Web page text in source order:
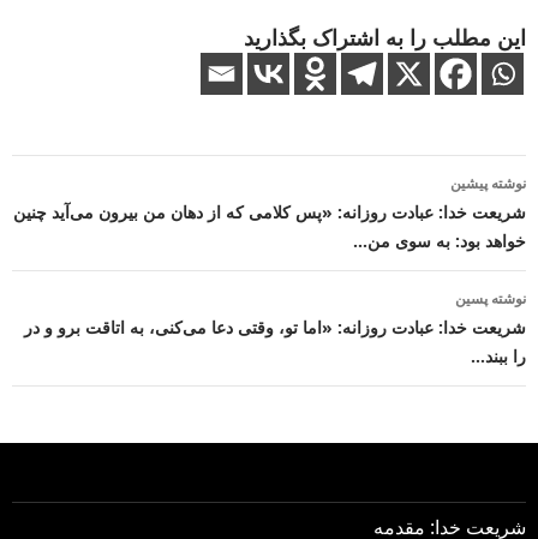
این مطلب را به اشتراک بگذارید
ناوبری
نوشته
نوشته پیشین
شریعت خدا: عبادت روزانه: «پس کلامی که از دهان من بیرون می‌آید چنین
خواهد بود: به سوی من…
نوشته پسین
شریعت خدا: عبادت روزانه: «اما تو، وقتی دعا می‌کنی، به اتاقت برو و در
را ببند…
شریعت خدا: مقدمه